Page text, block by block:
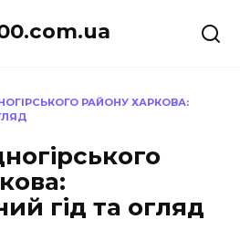
РАЙОНУ ХАРКОВА:
гід та огляд